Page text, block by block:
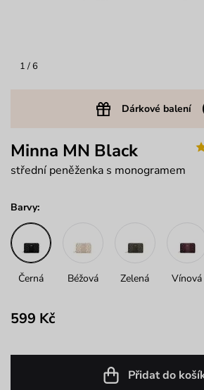
1 / 6
Dárkové balení
Minna MN Black
střední peněženka s monogramem
Barvy:
Černá Béžová Zelená Vínová
599 Kč
Přidat do